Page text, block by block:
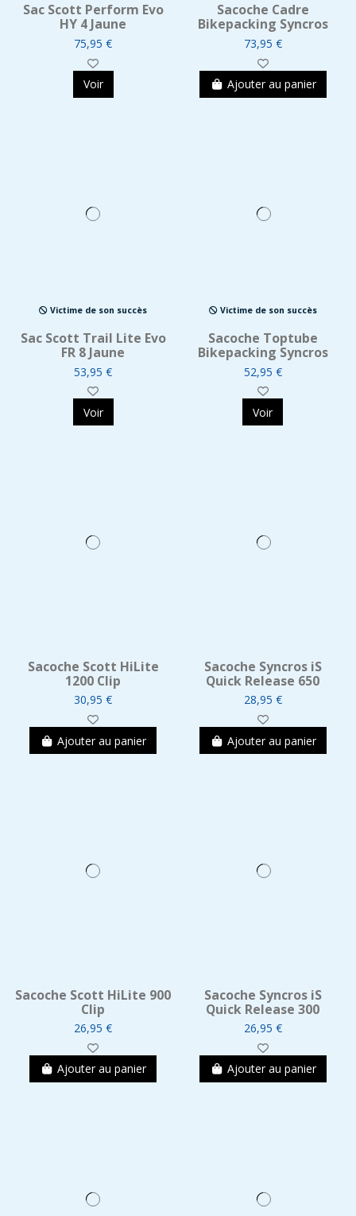
Sac Scott Perform Evo
HY 4 Jaune
75,95 €
Voir
Sacoche Cadre
Bikepacking Syncros
73,95 €
Ajouter au panier
Victime de son succès
Sac Scott Trail Lite Evo
FR 8 Jaune
53,95 €
Voir
Victime de son succès
Sacoche Toptube
Bikepacking Syncros
52,95 €
Voir
Sacoche Scott HiLite
1200 Clip
30,95 €
Ajouter au panier
Sacoche Syncros iS
Quick Release 650
28,95 €
Ajouter au panier
Sacoche Scott HiLite 900
Clip
26,95 €
Ajouter au panier
Sacoche Syncros iS
Quick Release 300
26,95 €
Ajouter au panier